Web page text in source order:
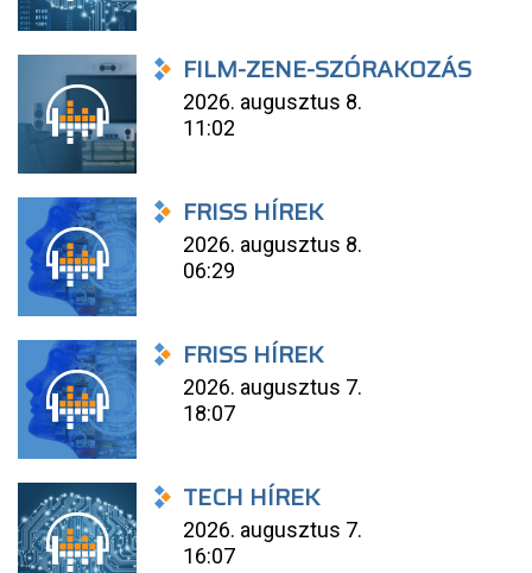
FILM-ZENE-SZÓRAKOZÁS
2026. augusztus 8.
11:02
FRISS HÍREK
2026. augusztus 8.
06:29
FRISS HÍREK
2026. augusztus 7.
18:07
TECH HÍREK
2026. augusztus 7.
16:07